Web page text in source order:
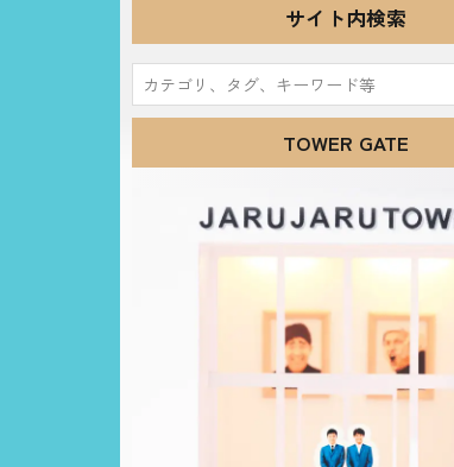
サイト内検索
索:
TOWER GATE